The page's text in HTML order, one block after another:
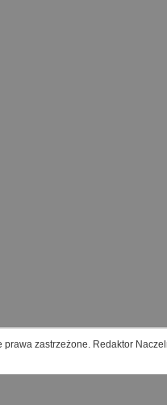
prawa zastrzeżone. Redaktor